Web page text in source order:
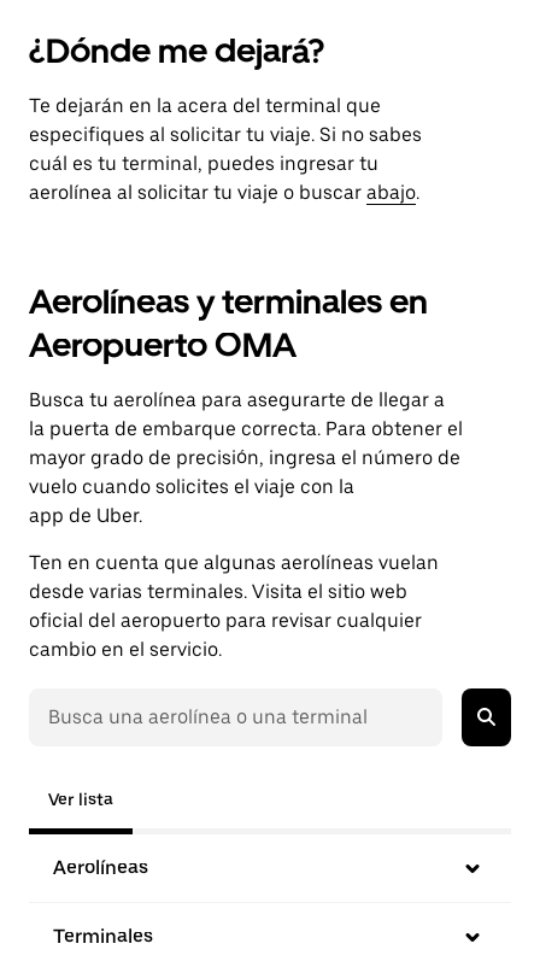
¿Dónde me dejará?
Te dejarán en la acera del terminal que
especifiques al solicitar tu viaje. Si no sabes
cuál es tu terminal, puedes ingresar tu
aerolínea al solicitar tu viaje o buscar abajo.
Aerolíneas y terminales en
Aeropuerto OMA
Busca tu aerolínea para asegurarte de llegar a
la puerta de embarque correcta. Para obtener el
mayor grado de precisión, ingresa el número de
vuelo cuando solicites el viaje con la
app de Uber.
Ten en cuenta que algunas aerolíneas vuelan
desde varias terminales. Visita el sitio web
oficial del aeropuerto para revisar cualquier
cambio en el servicio.
Ver lista
Aerolíneas
Terminales